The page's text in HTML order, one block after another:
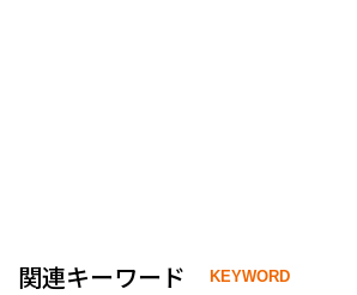
関連キーワード KEYWORD